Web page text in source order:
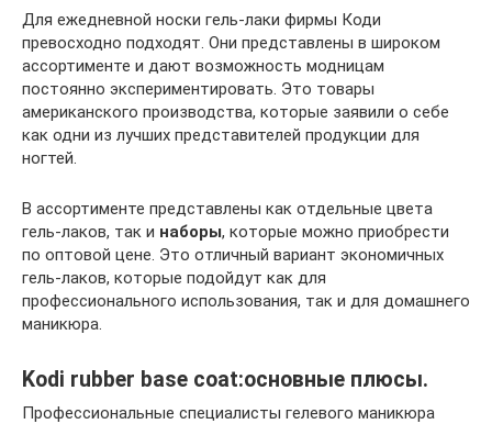
Для ежедневной носки гель-лаки фирмы Коди
превосходно подходят. Они представлены в широком
ассортименте и дают возможность модницам
постоянно экспериментировать. Это товары
американского производства, которые заявили о себе
как одни из лучших представителей продукции для
ногтей.
В ассортименте представлены как отдельные цвета
гель-лаков, так и наборы, которые можно приобрести
по оптовой цене. Это отличный вариант экономичных
гель-лаков, которые подойдут как для
профессионального использования, так и для домашнего
маникюра.
Kodi rubber base coat:основные плюсы.
Профессиональные специалисты гелевого маникюра